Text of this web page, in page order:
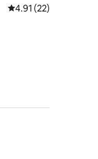
คะแนนเฉลี่ย 4.91 จาก
4.91 (22)